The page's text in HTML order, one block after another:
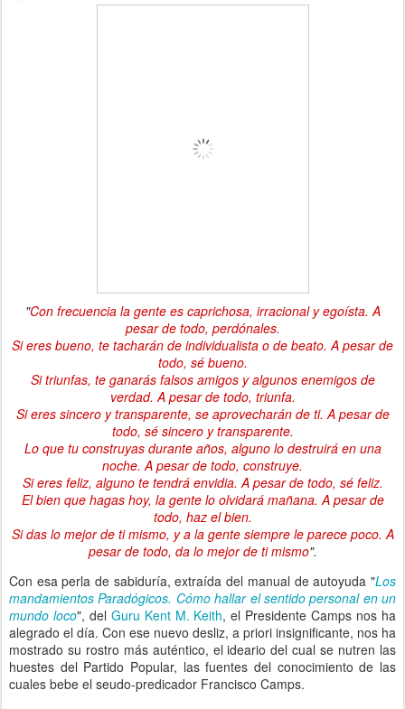
"Con frecuencia la gente es caprichosa, irracional y egoísta. A
pesar de todo, perdónales.
Si eres bueno, te tacharán de individualista o de beato. A pesar de
todo, sé bueno.
Si triunfas, te ganarás falsos amigos y algunos enemigos de
verdad. A pesar de todo, triunfa.
Si eres sincero y transparente, se aprovecharán de ti. A pesar de
todo, sé sincero y transparente.
Lo que tu construyas durante años, alguno lo destruirá en una
noche. A pesar de todo, construye.
Si eres feliz, alguno te tendrá envidia. A pesar de todo, sé feliz.
El bien que hagas hoy, la gente lo olvidará mañana. A pesar de
todo, haz el bien.
Si das lo mejor de ti mismo, y a la gente siempre le parece poco. A
pesar de todo, da lo mejor de ti mismo".
Con esa perla de sabiduría, extraída del manual de autoyuda "Los
mandamientos Paradógicos. Cómo hallar el sentido personal en un
mundo loco", del Guru Kent M. Keith, el Presidente Camps nos ha
alegrado el día. Con ese nuevo desliz, a priori insignificante, nos ha
mostrado su rostro más auténtico, el ideario del cual se nutren las
huestes del Partido Popular, las fuentes del conocimiento de las
cuales bebe el seudo-predicador Francisco Camps.